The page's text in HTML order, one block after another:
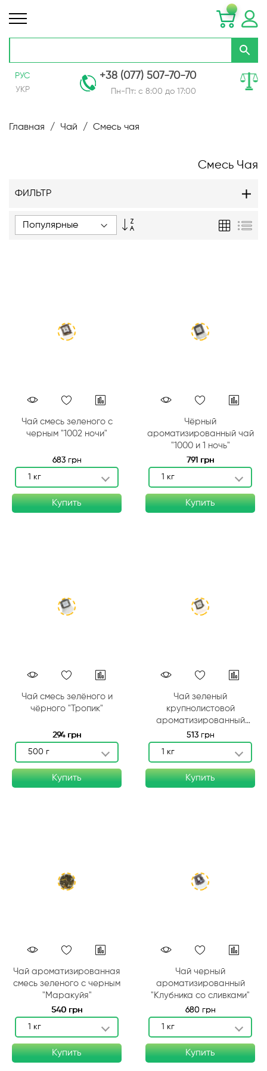
РУС
УКР
+38 (077) 507-70-70
Пн-Пт: с 8:00 до 17:00
Главная Чай Смесь чая
Смесь Чая
ФИЛЬТР
направление
Сетка
Чай смесь зеленого с
черным "1002 ночи"
683 грн
1 кг
Купить
Чёрный
ароматизированный чай
"1000 и 1 ночь"
791 грн
1 кг
Купить
Чай смесь зелёного и
чёрного "Тропик"
294 грн
500 г
Купить
Чай зеленый
крупнолистовой
ароматизированный
"Фруктовый рай"
513 грн
1 кг
Купить
Чай ароматизированная
смесь зеленого с черным
"Маракуйя"
540 грн
1 кг
Купить
Чай черный
ароматизированный
"Клубника со сливками"
680 грн
1 кг
Купить